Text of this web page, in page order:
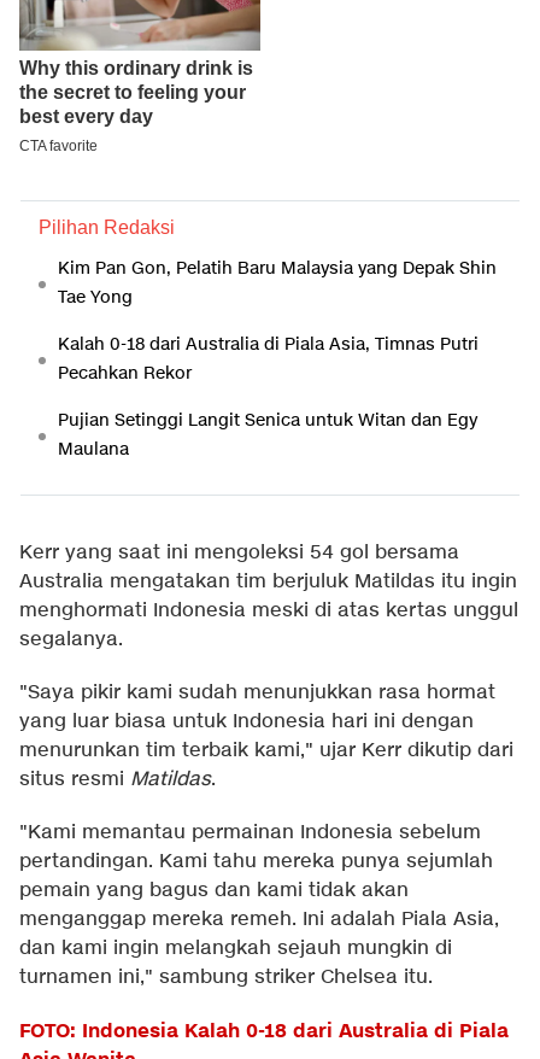
Pilihan Redaksi
Kim Pan Gon, Pelatih Baru Malaysia yang Depak Shin
Tae Yong
Kalah 0-18 dari Australia di Piala Asia, Timnas Putri
Pecahkan Rekor
Pujian Setinggi Langit Senica untuk Witan dan Egy
Maulana
Kerr yang saat ini mengoleksi 54 gol bersama
Australia mengatakan tim berjuluk Matildas itu ingin
menghormati Indonesia meski di atas kertas unggul
segalanya.
"Saya pikir kami sudah menunjukkan rasa hormat
yang luar biasa untuk Indonesia hari ini dengan
menurunkan tim terbaik kami," ujar Kerr dikutip dari
situs resmi Matildas.
"Kami memantau permainan Indonesia sebelum
pertandingan. Kami tahu mereka punya sejumlah
pemain yang bagus dan kami tidak akan
menganggap mereka remeh. Ini adalah Piala Asia,
dan kami ingin melangkah sejauh mungkin di
turnamen ini," sambung striker Chelsea itu.
FOTO: Indonesia Kalah 0-18 dari Australia di Piala